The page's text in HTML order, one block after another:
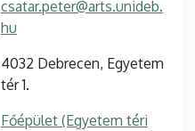
csatar.peter@arts.unideb.
hu
4032 Debrecen, Egyetem
tér 1.
Főépület (Egyetem téri